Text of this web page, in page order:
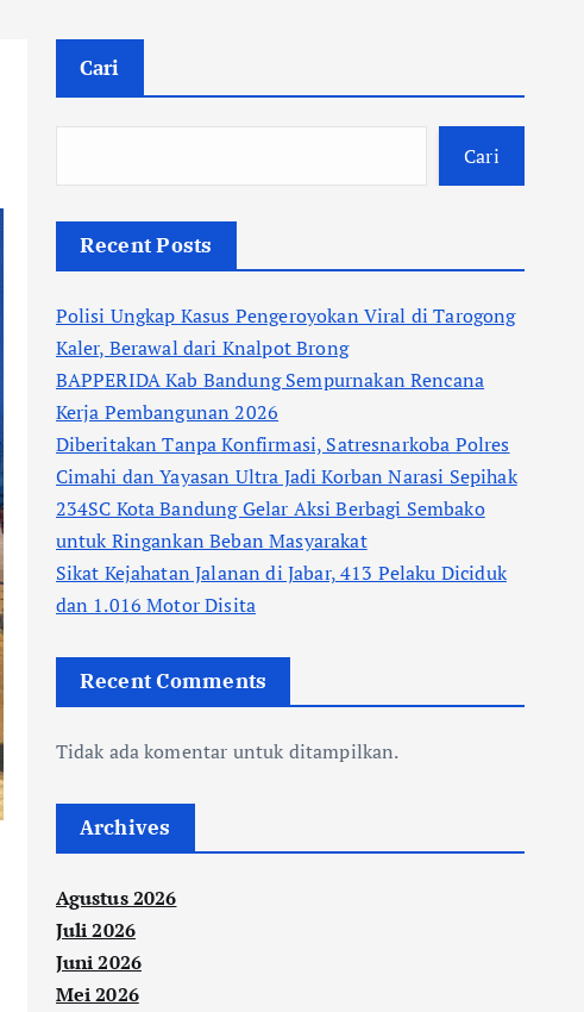
Cari
Cari
Recent Posts
Polisi Ungkap Kasus Pengeroyokan Viral di Tarogong
Kaler, Berawal dari Knalpot Brong
BAPPERIDA Kab Bandung Sempurnakan Rencana
Kerja Pembangunan 2026
Diberitakan Tanpa Konfirmasi, Satresnarkoba Polres
Cimahi dan Yayasan Ultra Jadi Korban Narasi Sepihak
234SC Kota Bandung Gelar Aksi Berbagi Sembako
untuk Ringankan Beban Masyarakat
Sikat Kejahatan Jalanan di Jabar, 413 Pelaku Diciduk
dan 1.016 Motor Disita
Recent Comments
Tidak ada komentar untuk ditampilkan.
Archives
Agustus 2026
Juli 2026
Juni 2026
Mei 2026